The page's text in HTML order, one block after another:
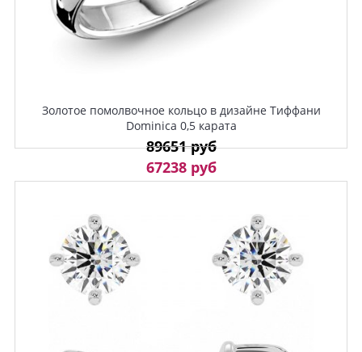
Золотое помолвочное кольцо в дизайне Тиффани
Dominica 0,5 карата
89651 руб
67238 руб